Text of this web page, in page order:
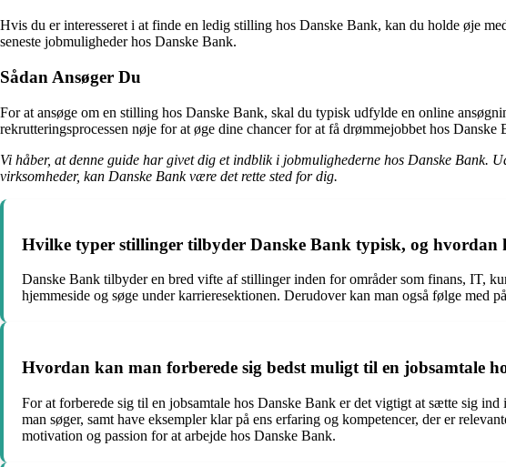
Hvis du er interesseret i at finde en ledig stilling hos Danske Bank, kan du holde øje
seneste jobmuligheder hos Danske Bank.
Sådan Ansøger Du
For at ansøge om en stilling hos Danske Bank, skal du typisk udfylde en online
rekrutteringsprocessen nøje for at øge dine chancer for at få drømmejobbet hos Danske
Vi håber, at denne guide har givet dig et indblik i jobmulighederne hos Danske Bank.
virksomheder, kan Danske Bank være det rette sted for dig.
Hvilke typer stillinger tilbyder Danske Bank typisk, og hvordan
Danske Bank tilbyder en bred vifte af stillinger inden for områder som finans, IT,
hjemmeside og søge under karrieresektionen. Derudover kan man også følge med
Hvordan kan man forberede sig bedst muligt til en jobsamtale
For at forberede sig til en jobsamtale hos Danske Bank er det vigtigt at sætte sig
man søger, samt have eksempler klar på ens erfaring og kompetencer, der er
motivation og passion for at arbejde hos Danske Bank.